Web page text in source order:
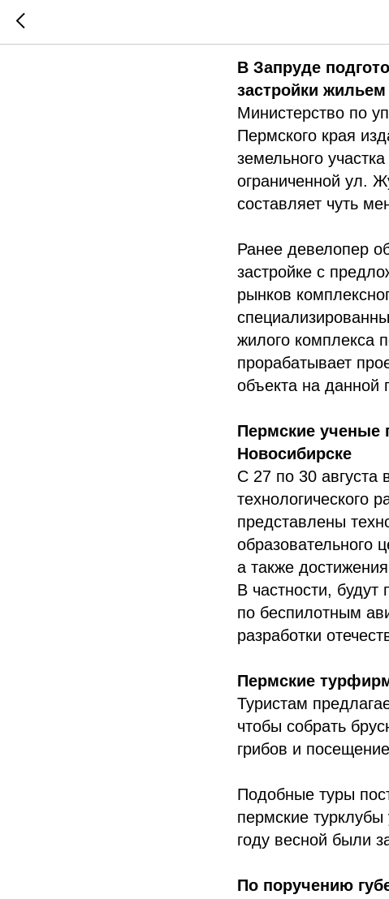
Новости
В Запруде
застройки жильем
Министерство по
Пермского края
земельного
ограниченной ул.
составляет чуть
Ранее девелопер
застройке с
рынков
жилого комплекса
прорабатывает
объекта на данной
Пермские ученые
Новосибирске
С 27 по 30 августа
технологического
представлены
образовательного
а также
В частности, будут
по беспилотным
разработки
Пермские
Туристам
чтобы собрать
грибов и
Подобные туры
пермские
году весной были
По поручению